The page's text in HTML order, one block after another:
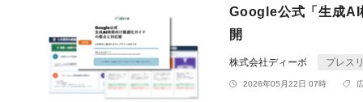
Google公式「生成AI
開
株式会社ディーボ プレス
2026年05月22日 07時